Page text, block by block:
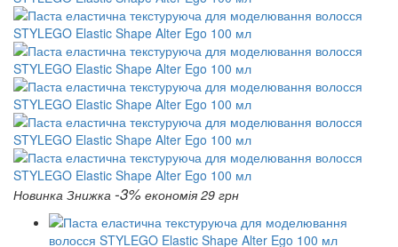
Новинка Знижка -3% економія 29 грн